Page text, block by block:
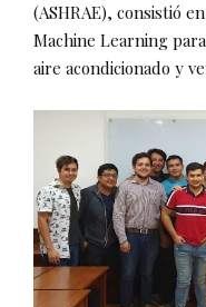
(ASHRAE), consistió
Machine Learning
aire acondicionado y